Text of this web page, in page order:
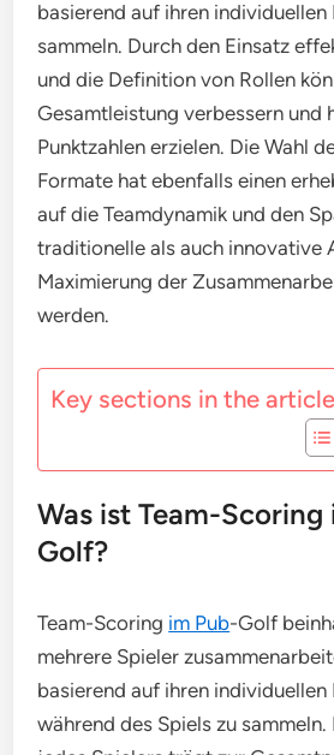
basierend auf ihren individuellen
sammeln. Durch den Einsatz
und die Definition von Rollen
Gesamtleistung verbessern und
Punktzahlen erzielen. Die Wahl
Formate hat ebenfalls einen
auf die Teamdynamik und den
traditionelle als auch innovative
Maximierung der
werden.
Key sections in the
Was ist Team-Scoring
Golf?
Team-Scoring im Pub-Golf
mehrere Spieler
basierend auf ihren individuellen
während des Spiels zu sammeln.